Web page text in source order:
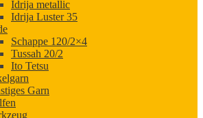
Idrija metallic
Idrija Luster 35
Schappe 120/2×4
Tussah 20/2
Ito Tetsu
Garn